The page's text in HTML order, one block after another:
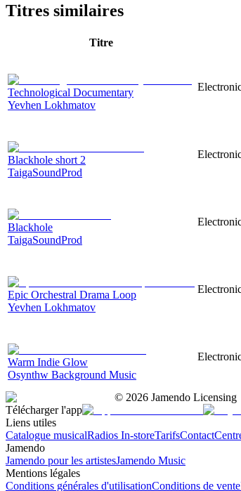
Titres similaires
Titre
Technological Documentary
Yevhen Lokhmatov
Blackhole short 2
TaigaSoundProd
Blackhole
TaigaSoundProd
Epic Orchestral Drama Loop
Yevhen Lokhmatov
Warm Indie Glow
Osynthw Background Music
© 2026 Jamendo Licensing
Télécharger l'app
Liens utiles
Catalogue musicalRadios In-storeTarifsContact
Jamendo
Jamendo pour les artistesJamendo Music
Mentions légales
Conditions générales d'utilisationConditions de vente